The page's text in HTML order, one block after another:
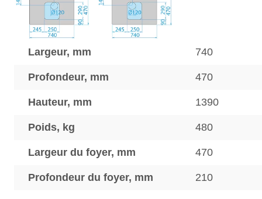
Largeur, mm 740
Profondeur, mm 470
Hauteur, mm 1390
Poids, kg 480
Largeur du foyer, mm 470
Profondeur du foyer, mm 210